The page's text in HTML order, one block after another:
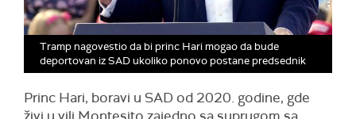
Tramp nagovestio da bi princ Hari mogao da bude
deportovan iz SAD ukoliko ponovo postane predsednik
Princ Hari, boravi u SAD od 2020. godine, gde